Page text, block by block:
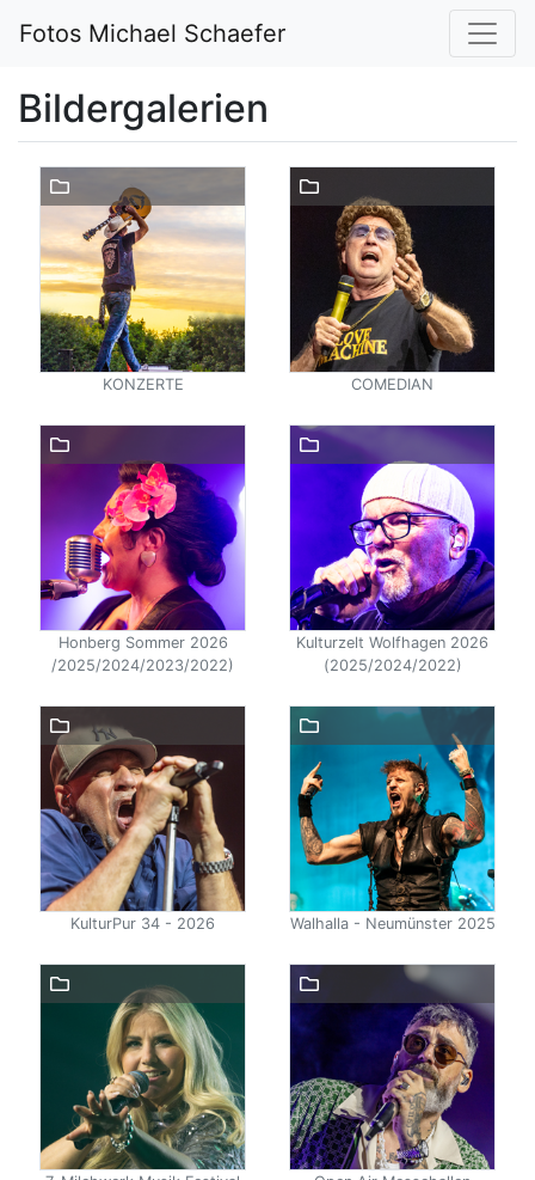
Fotos Michael Schaefer
Bildergalerien
KONZERTE COMEDIAN
Honberg Sommer 2026
/2025/2024/2023/2022)
Kulturzelt Wolfhagen 2026
(2025/2024/2022)
KulturPur 34 - 2026 Walhalla - Neumünster 2025